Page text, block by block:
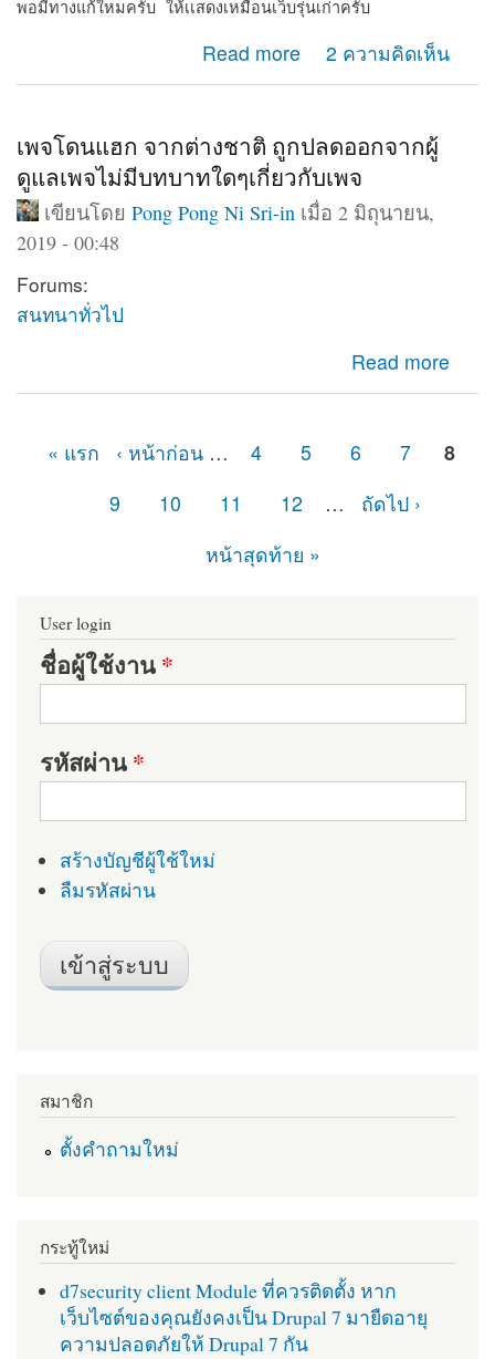
พอมีทางแก้ใหมครับ ให้เเสดงเหมือนเว็บรุ่นเก่าครับ
Read more
about Web shows on computer only 2 ความคิดเห็น
เพจโดนแฮก จากต่างชาติ ถูกปลดออกจากผู้
ดูแลเพจไม่มีบทบาทใดๆเกี่ยวกับเพจ
เขียนโดย Pong Pong Ni Sri-in เมื่อ 2 มิถุนายน,
2019 - 00:48
Forums:
สนทนาทั่วไป
Read more
about เพจโดนแฮก จากต่างชาติ ถูกปลดออกจากผู้ดูแลเพจ
ไม่มีบทบาทใดๆเกี่ยวกับเพจ
« แรก ‹ หน้าก่อน … 4 5 6 7
8
9
10 11 12 …
ถัดไป ›
หน้าสุดท้าย »
User login
ชื่อผู้ใช้งาน*
รหัสผ่าน*
สร้างบัญชีผู้ใช้ใหม่
ลืมรหัสผ่าน
สมาชิก
ตั้งคำถามใหม่
กระทู้ใหม่
d7security client Module ที่ควรติดตั้ง หาก
เว็บไซต์ของคุณยังคงเป็น Drupal 7 มายืดอายุ
ความปลอดภัยให้ Drupal 7 กัน